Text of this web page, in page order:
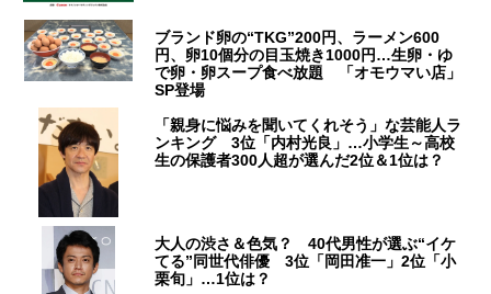
ブランド卵の“TKG”200円、ラーメン600
円、卵10個分の目玉焼き1000円…生卵・ゆ
で卵・卵スープ食べ放題 「オモウマい店」
SP登場
「親身に悩みを聞いてくれそう」な芸能人ラ
ンキング 3位「内村光良」…小学生～高校
生の保護者300人超が選んだ2位＆1位は？
大人の渋さ＆色気？ 40代男性が選ぶ“イケ
てる”同世代俳優 3位「岡田准一」2位「小
栗旬」…1位は？